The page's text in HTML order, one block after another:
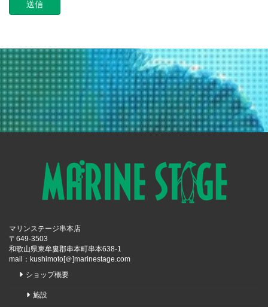
マリンステージ串本店
〒649-3503
和歌山県東牟婁郡串本町串本638-1
mail：kushimoto[＠]marinestage.com
ショップ概要
施設